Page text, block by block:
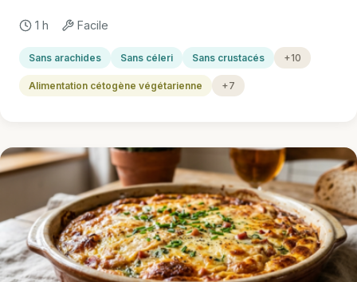
1 h Facile
Sans arachides Sans céleri Sans crustacés +10
Alimentation cétogène végétarienne +7